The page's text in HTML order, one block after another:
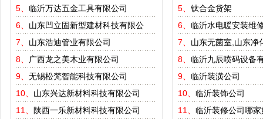
5、 临沂万达五金工具有限公司
6、 山东凹立固新型建材科技有限公
7、 山东浩迪管业有限公司
8、
广西龙之美木业有限公司
9、 无锡松梵智能科技有限公司
10、 山东兴达新材料科技有限公司
11、
陕西一乐新材料科技有限公司
5、 钛合金货架
6、 临沂水电暖安装维
7、 山东无菌室,山东净
8、 临沂九辰喷码设备
9、 临沂装潢公司
10、 临沂装饰公司
11、 临沂装修公司哪家